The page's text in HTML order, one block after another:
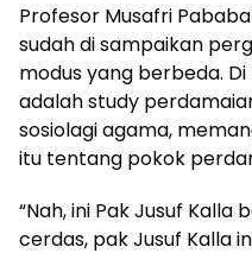
Profesor Musafri
sudah di sampaikan
modus yang berbeda. Di
adalah study
sosiolagi agama,
itu tentang pokok
“Nah, ini Pak Jusuf
cerdas, pak Jusuf Kalla